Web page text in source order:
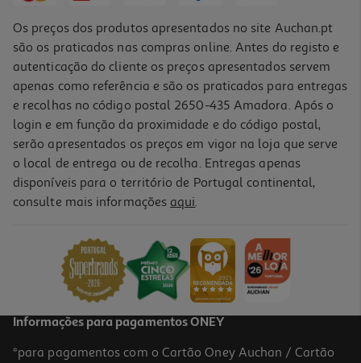
Auriculares Tws In Ear Qilive 600158501 Anc Q1861 Branco
21,99 €
Os preços dos produtos apresentados no site Auchan.pt
são os praticados nas compras online. Antes do registo e
autenticação do cliente os preços apresentados servem
apenas como referência e são os praticados para entregas
e recolhas no código postal 2650-435 Amadora. Após o
login e em função da proximidade e do código postal,
serão apresentados os preços em vigor na loja que serve
o local de entrega ou de recolha. Entregas apenas
disponíveis para o território de Portugal continental,
consulte mais informações aqui.
Informações para pagamentos ONEY
*para pagamentos com o Cartão Oney Auchan / Cartão